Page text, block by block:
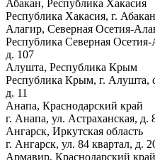
Абакан, Республика Хакасия
Республика Хакасия, г.
Алагир, Северная Осетия-
Республика Северная
д. 107
Алушта, Республика Крым
Республика Крым, г. Алушта,
д. 11
Анапа, Краснодарский край
г. Анапа, ул. Астраханская, д.
Ангарск, Иркутская область
г. Ангарск, ул. 84 квартал, д.
Армавир, Краснодарский край